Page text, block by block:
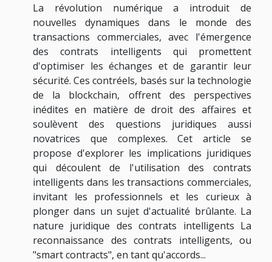
La révolution numérique a introduit de
nouvelles dynamiques dans le monde des
transactions commerciales, avec l'émergence
des contrats intelligents qui promettent
d'optimiser les échanges et de garantir leur
sécurité. Ces contréels, basés sur la technologie
de la blockchain, offrent des perspectives
inédites en matière de droit des affaires et
soulèvent des questions juridiques aussi
novatrices que complexes. Cet article se
propose d'explorer les implications juridiques
qui découlent de l'utilisation des contrats
intelligents dans les transactions commerciales,
invitant les professionnels et les curieux à
plonger dans un sujet d'actualité brûlante. La
nature juridique des contrats intelligents La
reconnaissance des contrats intelligents, ou
"smart contracts", en tant qu'accords...